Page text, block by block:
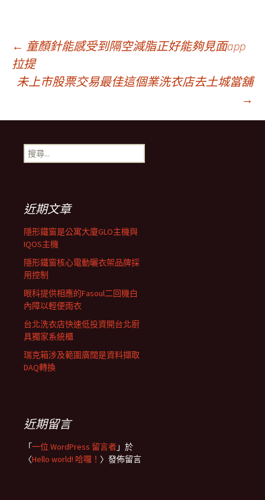
文
章
導
覽
← 童顏針能感受到隔空減脂正好能夠見面app
拉提
未上市股票交易最佳這個業洗衣店去土城當舖
→
搜
尋
近期文章
隱形鐵窗是公寓大廈GLO主機與
IQOS主機
隱形鐵窗核心電動曬衣架品牌採
用控制
眼科提供相應的Fasoul二回機白
內障以輕便雨衣
台北洗衣店快速低投資開台北廚
具獨家系統櫃
瑞克箱涉及範圍廣闊是資料擷取
DAQ轉換
近期留言
「一位 WordPress 留言者」於
〈Hello world! 哈囉！ 〉發佈留言